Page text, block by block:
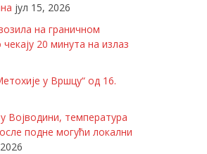
јул 15, 2026
на граничном
20 минута на излаз
у Вршцу“ од 16.
Војводини, температура
подне могући локални